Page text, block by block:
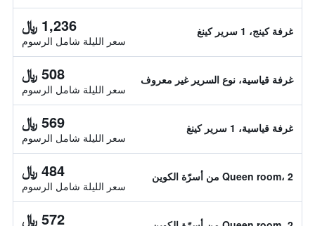
غرفة كينج، 1 سرير كينغ 1,236 ﷼
سعر الليلة شامل الرسوم
غرفة قياسية، نوع السرير غير معروف 508 ﷼
سعر الليلة شامل الرسوم
غرفة قياسية، 1 سرير كينغ 569 ﷼
سعر الليلة شامل الرسوم
Queen room، 2 من أسرّة الكوين 484 ﷼
سعر الليلة شامل الرسوم
572 ﷼